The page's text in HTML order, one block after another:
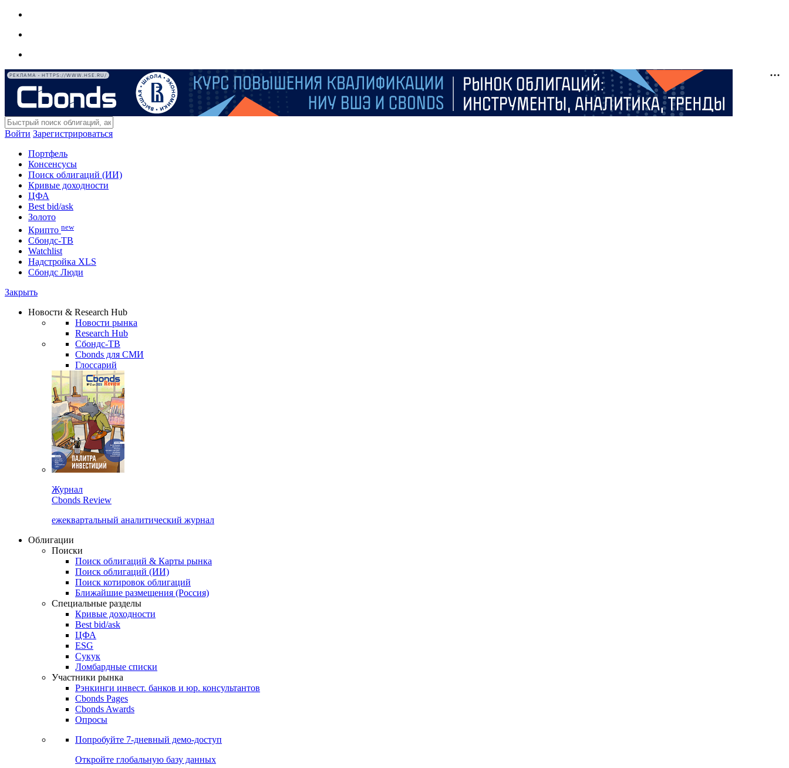
РЕКЛАМА • HTTPS://WWW.HSE.RU/
Войти Зарегистрироваться
Портфель
Консенсусы
Поиск облигаций (ИИ)
Кривые доходности
ЦФА
Best bid/ask
Золото
Крипто new
Сбондс-ТВ
Watchlist
Надстройка XLS
Сбондс Люди
Закрыть
Новости & Research Hub
Новости рынка
Research Hub
Сбондс-ТВ
Cbonds для СМИ
Глоссарий
Журнал
Cbonds Review
ежеквартальный аналитический журнал
Облигации
Поиски
Поиск облигаций & Карты рынка
Поиск облигаций (ИИ)
Поиск котировок облигаций
Ближайшие размещения (Россия)
Специальные разделы
Кривые доходности
Best bid/ask
ЦФА
ESG
Сукук
Ломбардные списки
Участники рынка
Рэнкинги инвест. банков и юр. консультантов
Cbonds Pages
Cbonds Awards
Опросы
Попробуйте 7-дневный демо-доступ
Откройте глобальную базу данных